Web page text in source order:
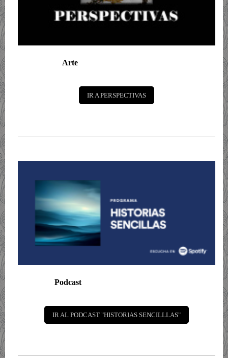
Arte
IR A PERSPECTIVAS
Podcast
IR AL PODCAST "HISTORIAS SENCILLLAS"